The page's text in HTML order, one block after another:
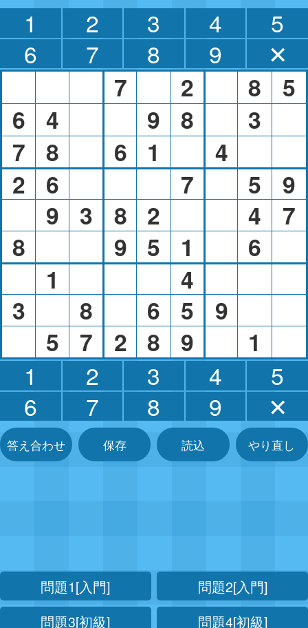
1 2 3 4
5
6
7 8 9 ✕
7 2 8
5
6
4 9 8
3
7
8 6 1
4
2
6 7 5
9
9
3 8 2 4
7
8
9 5 1
6
1
4
3
8 6 5
9
5
7 2 8 9 1
1 2 3 4
5
6
7 8 9 ✕
答え合わせ 保存 読込 やり直し
問題1[入門]
問題2[入門]
問題3[初級]
問題4[初級]